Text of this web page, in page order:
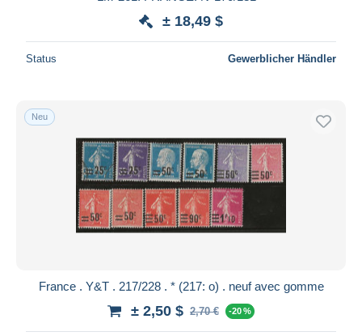
Gesamte Auswahl aufheben
Wohnsitz des Verkäufers
Übernehmen
± 18,49 $
Status Gewerblicher Händler
Neu
France . Y&T . 217/228 . * (217: o) . neuf avec gomme
± 2,50 $ 2,70 € -20 %